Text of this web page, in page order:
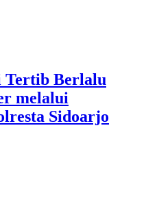
Tertib Berlalu
melalui
Sidoarjo